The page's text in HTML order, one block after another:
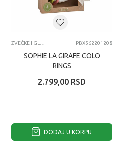
PBX562201208
SOPHIE LA GIRAFE COLO
RINGS
2.799,00 RSD
DODAJ U KORPU